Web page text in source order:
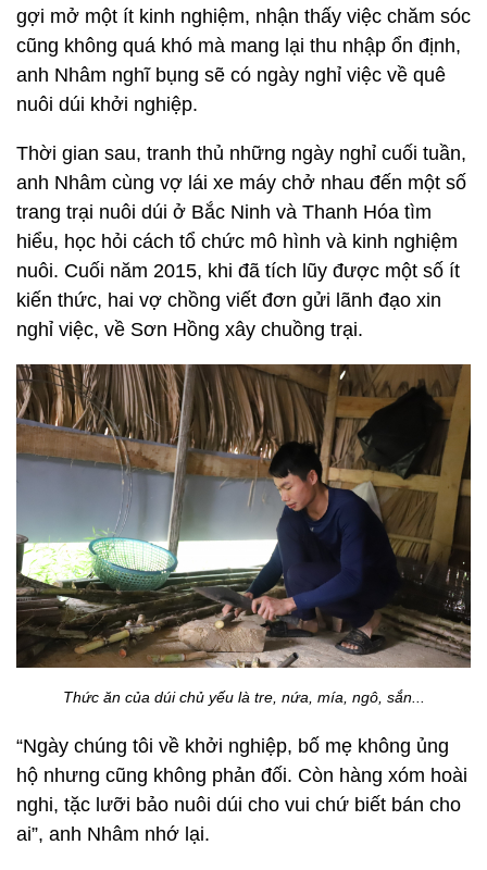
gợi mở một ít kinh nghiệm, nhận thấy việc chăm sóc
cũng không quá khó mà mang lại thu nhập ổn định,
anh Nhâm nghĩ bụng sẽ có ngày nghỉ việc về quê
nuôi dúi khởi nghiệp.
Thời gian sau, tranh thủ những ngày nghỉ cuối tuần,
anh Nhâm cùng vợ lái xe máy chở nhau đến một số
trang trại nuôi dúi ở Bắc Ninh và Thanh Hóa tìm
hiểu, học hỏi cách tổ chức mô hình và kinh nghiệm
nuôi. Cuối năm 2015, khi đã tích lũy được một số ít
kiến thức, hai vợ chồng viết đơn gửi lãnh đạo xin
nghỉ việc, về Sơn Hồng xây chuồng trại.
Thức ăn của dúi chủ yếu là tre, nứa, mía, ngô, sắn...
“Ngày chúng tôi về khởi nghiệp, bố mẹ không ủng
hộ nhưng cũng không phản đối. Còn hàng xóm hoài
nghi, tặc lưỡi bảo nuôi dúi cho vui chứ biết bán cho
ai”, anh Nhâm nhớ lại.